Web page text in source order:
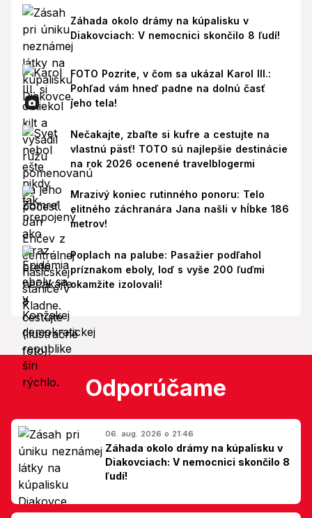
Záhada okolo drámy na kúpalisku v
Diakovciach: V nemocnici skončilo 8 ľudí!
FOTO Pozrite, v čom sa ukázal Karol III.:
Pohľad vám hneď padne na dolnú časť
jeho tela!
Nečakajte, zbaľte si kufre a cestujte na
vlastnú päsť! TOTO sú najlepšie destinácie
na rok 2026 ocenené travelblogermi
Mrazivý koniec rutinného ponoru: Telo
elitného záchranára Jana našli v hĺbke 186
metrov!
Poplach na palube: Pasažier podľahol
príznakom eboly, loď s vyše 200 ľuďmi
okamžite izolovali!
Odporúčame
06. aug. 2026 o 21:46
Záhada okolo drámy na kúpalisku v
Diakovciach: V nemocnici skončilo 8
ľudí!